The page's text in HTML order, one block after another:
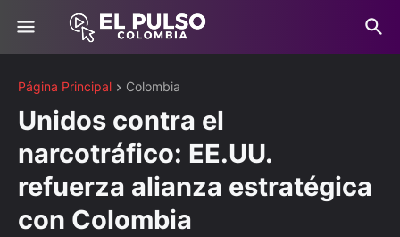
Página Principal Colombia
Unidos contra el
narcotráfico: EE.UU.
refuerza alianza estratégica
con Colombia